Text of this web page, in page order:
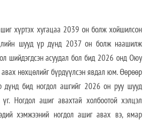
хүртэх хугацаа 2039 он болж хойшилсон
шууд үр дүнд 2037 он болж наашилж
шийдэгдсэн асуудал бол бид 2026 онд Оюу
авах нөхцөлийг бүрдүүлсэн явдал юм. Өөрөөр
дүнд бид ногдол ашгийг 2026 он руу шууд
Ногдол ашиг авахтай холбоотой хэлцэл
хэмжээний ногдол ашиг авах вэ, ямар